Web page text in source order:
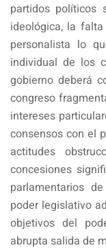
partidos políticos
ideológica, la
personalista lo
individual de los
gobierno deberá
congreso
intereses
consensos con el
actitudes
concesiones
parlamentarios
poder legislativo
objetivos del
abrupta salida de